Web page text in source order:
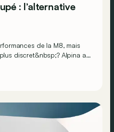
: l’alternative
de la M8, mais
discret&nbsp;? Alpina a